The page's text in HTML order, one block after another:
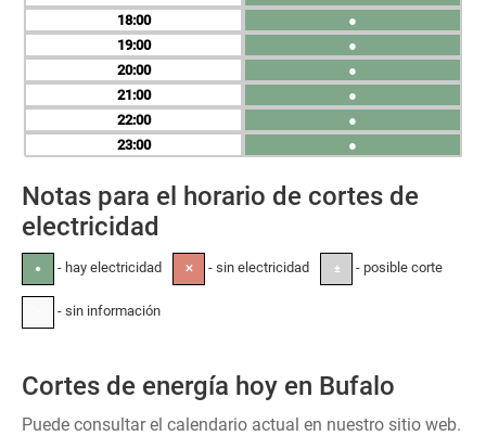
18
19
20
21
22
23
●
●
●
●
●
●
Notas para el horario de cortes de
electricidad
● - hay electricidad ✕ - sin electricidad ± - posible corte
- sin información
Cortes de energía hoy en Bufalo
Puede consultar el calendario actual en nuestro sitio web.